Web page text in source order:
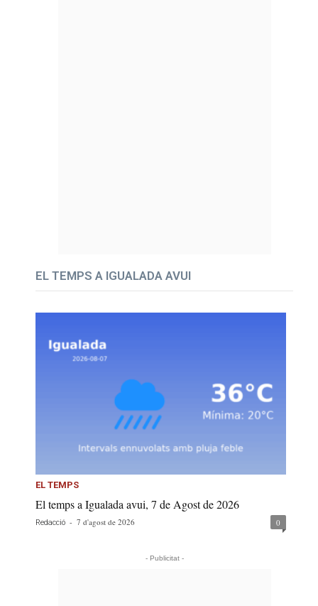
EL TEMPS A IGUALADA AVUI
EL TEMPS
El temps a Igualada avui, 7 de Agost de 2026
Redacció - 7 d'agost de 2026 0
- Publicitat -